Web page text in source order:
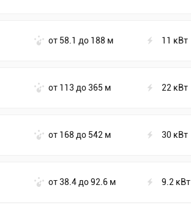
от 58.1 до 188 м 11 кВт
от 113 до 365 м 22 кВт
от 168 до 542 м 30 кВт
от 38.4 до 92.6 м 9.2 кВт